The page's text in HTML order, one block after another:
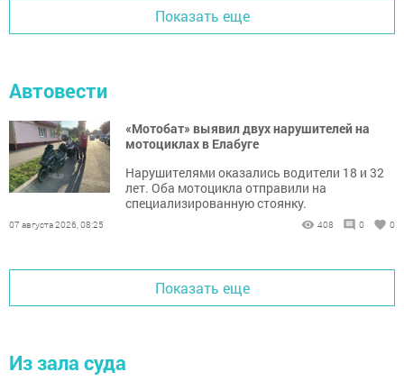
Показать еще
Автовести
«Мотобат» выявил двух нарушителей на
мотоциклах в Елабуге
Нарушителями оказались водители 18 и 32
лет. Оба мотоцикла отправили на
специализированную стоянку.
07 августа 2026, 08:25 408 0 0
Показать еще
Из зала суда